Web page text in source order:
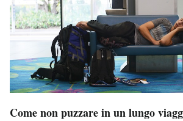
Come non puzzare in un lungo